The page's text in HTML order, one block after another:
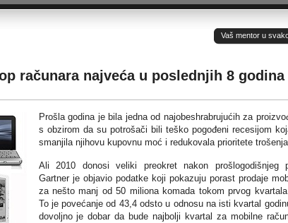
Vaš mentor u
računara najveća u poslednjih 8 godina
Prošla godina je bila jedna od najobeshrabrujućih za
s obzirom da su potrošači bili teško pogođeni recesijom
smanjila njihovu kupovnu moć i redukovala prioritete
Ali 2010 donosi veliki preokret nakon prošlogodišnjeg
Gartner je objavio podatke koji pokazuju porast prodaje
za nešto manj od 50 miliona komada tokom prvog
To je povećanje od 43,4 odsto u odnosu na isti kvartal
dovoljno je dobar da bude najbolji kvartal za mobilne